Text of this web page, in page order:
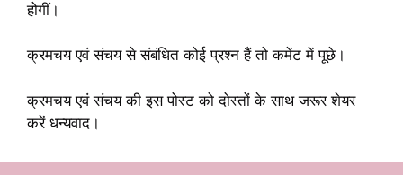
होगीं।
क्रमचय एवं संचय से संबंधित कोई प्रश्न हैं तो कमेंट में पूछे।
क्रमचय एवं संचय की इस पोस्ट को दोस्तों के साथ जरूर शेयर
करें धन्यवाद।